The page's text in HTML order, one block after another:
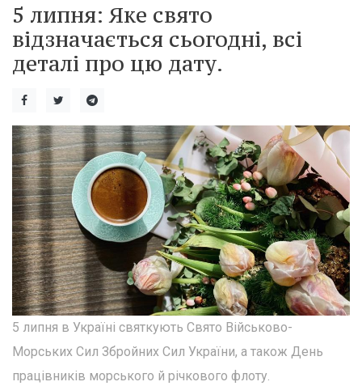
5 липня: Яке свято
відзначається сьогодні, всі
деталі про цю дату.
5 липня в Україні святкують Свято Військово-
Морських Сил Збройних Сил України, а також День
працівників морського й річкового флоту.